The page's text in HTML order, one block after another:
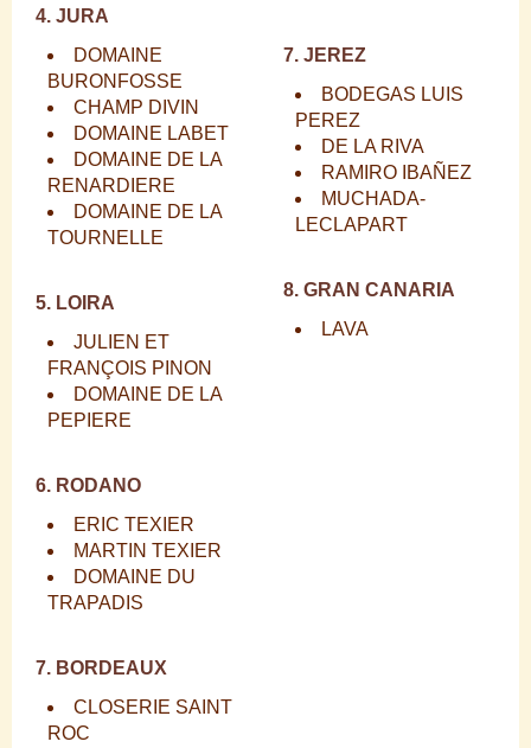
4. JURA
DOMAINE
BURONFOSSE
CHAMP DIVIN
DOMAINE LABET
DOMAINE DE LA
RENARDIERE
DOMAINE DE LA
TOURNELLE
5. LOIRA
JULIEN ET
FRANÇOIS PINON
DOMAINE DE LA
PEPIERE
6. RODANO
ERIC TEXIER
MARTIN TEXIER
DOMAINE DU
TRAPADIS
7. BORDEAUX
CLOSERIE SAINT
ROC
7. JEREZ
BODEGAS LUIS
PEREZ
DE LA RIVA
RAMIRO IBAÑEZ
MUCHADA-
LECLAPART
8. GRAN CANARIA
LAVA